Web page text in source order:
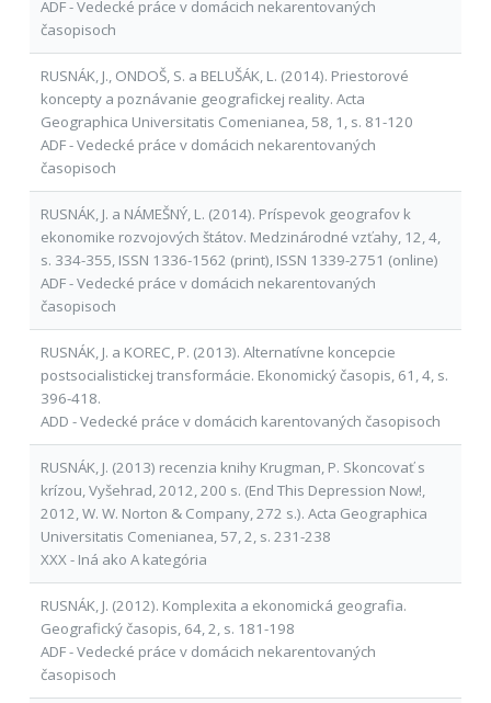
ADF - Vedecké práce v domácich nekarentovaných
časopisoch
RUSNÁK, J., ONDOŠ, S. a BELUŠÁK, L. (2014). Priestorové
koncepty a poznávanie geografickej reality. Acta
Geographica Universitatis Comenianea, 58, 1, s. 81-120
ADF - Vedecké práce v domácich nekarentovaných
časopisoch
RUSNÁK, J. a NÁMEŠNÝ, L. (2014). Príspevok geografov k
ekonomike rozvojových štátov. Medzinárodné vzťahy, 12, 4,
s. 334-355, ISSN 1336-1562 (print), ISSN 1339-2751 (online)
ADF - Vedecké práce v domácich nekarentovaných
časopisoch
RUSNÁK, J. a KOREC, P. (2013). Alternatívne koncepcie
postsocialistickej transformácie. Ekonomický časopis, 61, 4, s.
396-418.
ADD - Vedecké práce v domácich karentovaných časopisoch
RUSNÁK, J. (2013) recenzia knihy Krugman, P. Skoncovať s
krízou, Vyšehrad, 2012, 200 s. (End This Depression Now!,
2012, W. W. Norton & Company, 272 s.). Acta Geographica
Universitatis Comenianea, 57, 2, s. 231-238
XXX - Iná ako A kategória
RUSNÁK, J. (2012). Komplexita a ekonomická geografia.
Geografický časopis, 64, 2, s. 181-198
ADF - Vedecké práce v domácich nekarentovaných
časopisoch